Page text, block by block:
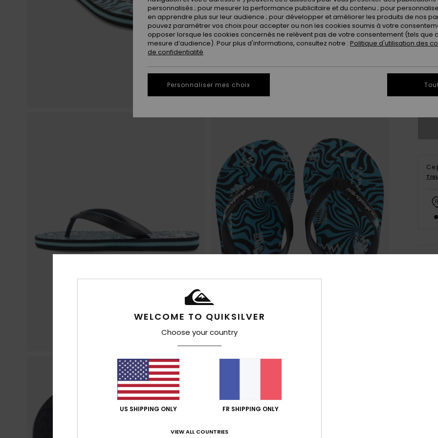
34
Ce
WELCOME TO QUIKSILVER
Choose your country
US SHIPPING ONLY FR SHIPPING ONLY
VIEW ALL COUNTRIES
personnalisés ; pour mesurer la performance publicitaire et du contenu ; pour
en apprendre plus sur leur audience ; pour développer et améliorer les produits de nos
pouvez paramétrer vos choix pour accepter ou non les cookies soumis à votre
opposer lorsque les cookies concernés ne relèvent pas de votre consentement (tels que
mesure d’audience). Pour plus d'informations, consultez notre : Politique d'utilisation des
de confidentialité
Personnaliser mes choix